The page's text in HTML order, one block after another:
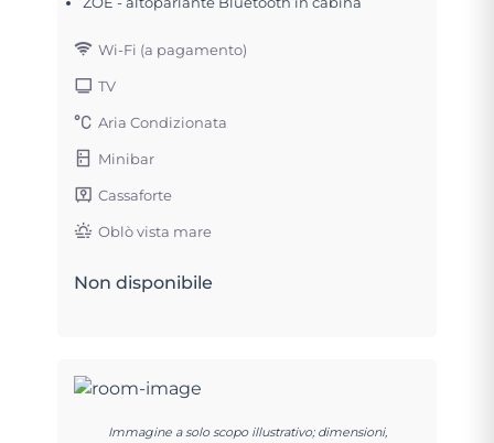
Wi-Fi (a pagamento)
TV
Aria Condizionata
Minibar
Cassaforte
Oblò vista mare
Non disponibile
Immagine a solo scopo illustrativo; dimensioni,